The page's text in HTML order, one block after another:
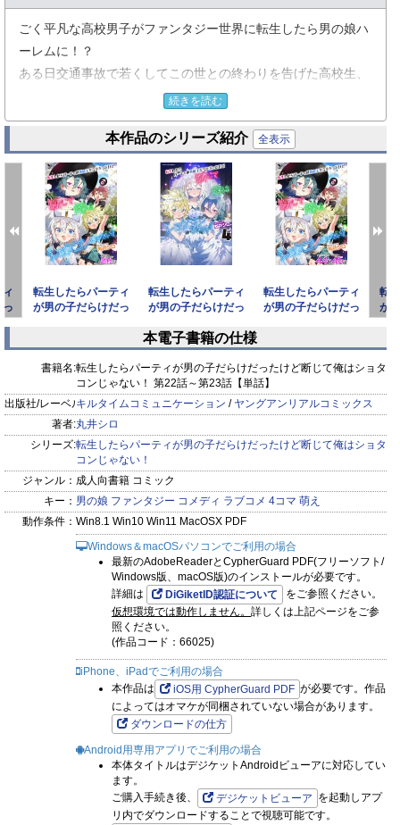
ごく平凡な高校男子がファンタジー世界に転生したら男の娘ハ
ーレムに！？
ある日交通事故で若くしてこの世との終わりを告げた高校生、
しかし気付けば彼はファンタジー世界へと転生しており、
しかもそこは女や大人のいないショタだらけの村だった！
カケルを勇者と信じ魔王退治を頼み込むクレリックのクリス、
魔法使いのホウムズ。
押しに負け魔王との戦いの旅に同行する事になるが……。
第22～23話はクエストを完了し街に戻るカケル一行
ドレスを身にまとった美少女(？)で……。
続きを読む
本作品のシリーズ紹介 全表示
っ
転生したらパーティ
が男の子だらけだっ
転生したらパーティ
が男の子だらけだっ
ョタコ
転生したらパーティ
が男の子だらけだっ
転
が
prev next
本電子書籍の仕様
書籍名:転生したらパーティが男の子だらけだったけど断じて俺はショタ
コンじゃない！ 第22話～第23話【単話】
出版社/レーベル:キルタイムコミュニケーション / ヤングアンリアルコミックス
著者:丸井シロ
シリーズ:転生したらパーティが男の子だらけだったけど断じて俺はショタ
コンじゃない！
ジャンル： 成人向書籍 コミック
キー： 男の娘 ファンタジー コメディ ラブコメ 4コマ 萌え
動作条件： Win8.1 Win10 Win11 MacOSX PDF
Windows＆macOSパソコンでご利用の場合
最新のAdobeReaderとCypherGuard PDF(フリーソフト/
Windows版、macOS版)のインストールが必要です。
詳細は
DiGiketID認証について
をご参照ください。
仮想環境では動作しません。 詳しくは上記ページをご参
照ください。
(作品コード：66025)
iPhone、iPadでご利用の場合
本作品は
iOS用 CypherGuard PDF が必要です。作品
によってはオマケが同梱されていない場合があります。
ダウンロードの仕方
Android用専用アプリでご利用の場合
本体タイトルはデジケットAndroidビューアに対応してい
ます。
ご購入手続き後、
デジケットビューア を起動しアプ
リ内でダウンロードすることで視聴可能です。